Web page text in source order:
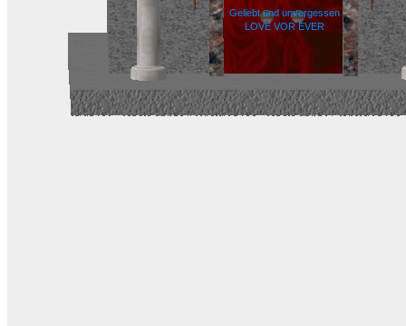
Geliebt und unvergessen
LOVE VOR EVER